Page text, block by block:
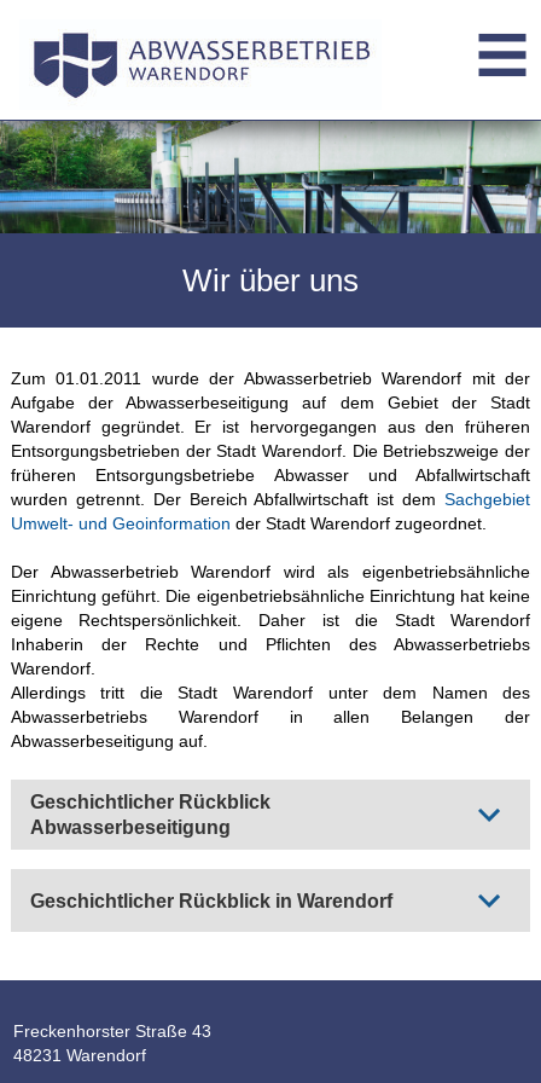
Wir über uns
Zum 01.01.2011 wurde der Abwasserbetrieb Warendorf mit der
Aufgabe der Abwasserbeseitigung auf dem Gebiet der Stadt
Warendorf gegründet. Er ist hervorgegangen aus den früheren
Entsorgungsbetrieben der Stadt Warendorf. Die Betriebszweige der
früheren Entsorgungsbetriebe Abwasser und Abfallwirtschaft
wurden getrennt. Der Bereich Abfallwirtschaft ist demSachgebiet
Umwelt- und Geoinformation der Stadt Warendorf zugeordnet.
Der Abwasserbetrieb Warendorf wird als eigenbetriebsähnliche
Einrichtung geführt. Die eigenbetriebsähnliche Einrichtung hat keine
eigene Rechtspersönlichkeit. Daher ist die Stadt Warendorf
Inhaberin der Rechte und Pflichten des Abwasserbetriebs
Warendorf.
Allerdings tritt die Stadt Warendorf unter dem Namen des
Abwasserbetriebs Warendorf in allen Belangen der
Abwasserbeseitigung auf.
Geschichtlicher Rückblick
Abwasserbeseitigung
Geschichtlicher Rückblick in Warendorf
Freckenhorster Straße 43
48231 Warendorf